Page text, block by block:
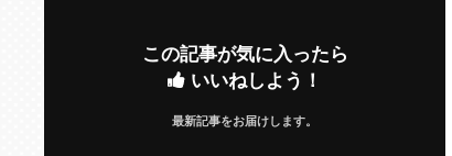
この記事が気に入ったら
いいねしよう！
最新記事をお届けします。